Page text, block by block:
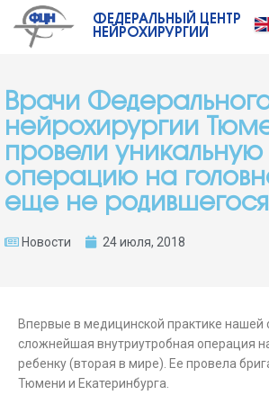
ФЕДЕРАЛЬНЫЙ ЦЕНТР
НЕЙРОХИРУРГИИ
Врачи
нейрохирургии
провели уникальную
операцию на
еще не
Новости 24 июля, 2018
Впервые в медицинской практике нашей
сложнейшая внутриутробная операция
ребенку (вторая в мире). Ее провела
Тюмени и Екатеринбурга.